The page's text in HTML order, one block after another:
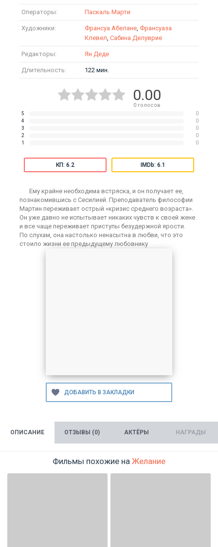
Операторы: Паскаль Марти
Художники: Франсуа Абелане, Франсуаза
Клевел, Сабина Делуврие
Редакторы: Ян Деде
Длительность: 122 мин.
0.00
0голосов
5
0
4
0
3
0
2
0
1
0
КП: 6.2 IMDb: 6.1
Ему крайне необходима встряска, и он получает ее,
познакомившись с Сесилией. Преподаватель философии
Мартин переживает острый «кризис среднего возраста».
Он уже давно не испытывает никаких чувств к своей жене
и все чаще переживает приступы безудержной ярости.
По слухам, она настолько ненасытна в любви, что это
стоило жизни ее предыдущему любовнику
ОПИСАНИЕ ОТЗЫВЫ (0) АКТЁРЫ НАГРАДЫ
Фильмы похожие на Желание